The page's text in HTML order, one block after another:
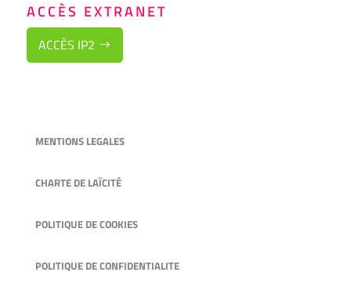
ACCÈS EXTRANET
ACCÈS IP2
MENTIONS LEGALES
CHARTE DE LAÏCITÉ
POLITIQUE DE COOKIES
POLITIQUE DE CONFIDENTIALITE